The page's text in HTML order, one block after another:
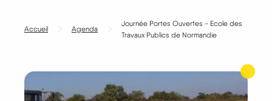
Accueil Agenda
Journée Portes Ouvertes - Ecole des
Travaux Publics de Normandie